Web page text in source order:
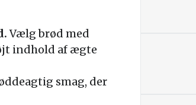
Vælg brød med
indhold af ægte
smag, der